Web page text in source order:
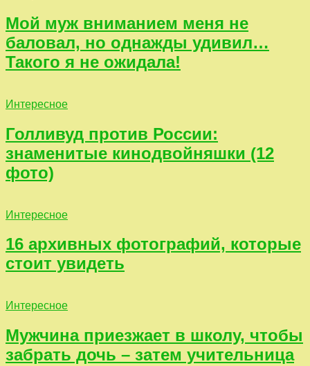
Мой муж вниманием меня не
баловал, но однажды удивил…
Такого я не ожидала!
Интересное
Голливуд против России:
знаменитые кинодвойняшки (12
фото)
Интересное
16 архивных фотографий, которые
стоит увидеть
Интересное
Мужчина приезжает в школу, чтобы
забрать дочь – затем учительница